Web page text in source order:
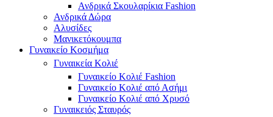
Ανδρικά Σκουλαρίκια Fashion
Ανδρικά Δώρα
Αλυσίδες
Μανικετόκουμπα
Γυναικείο Κοσμήμα
Γυναικεία Κολιέ
Γυναικείο Κολιέ Fashion
Γυναικείο Κολιέ από Ασήμι
Γυναικείο Κολιέ από Χρυσό
Γυναικειός Σταυρός